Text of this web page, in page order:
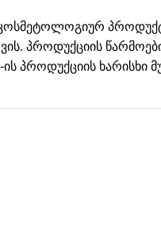
პროდუქციის
პროდუქციის ხარისხი